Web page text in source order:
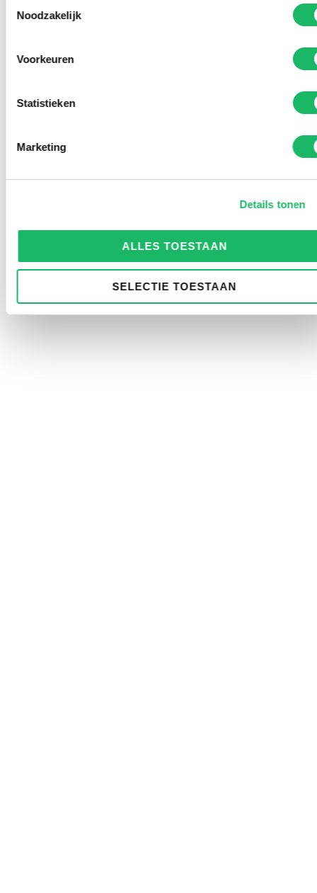
Noodzakelijk
Voorkeuren
Statistieken
Marketing
Details tonen
ALLES TOESTAAN
SELECTIE TOESTAAN